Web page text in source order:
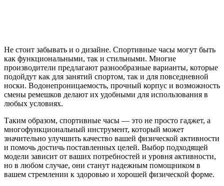
Не стоит забывать и о дизайне. Спортивные часы могут быть
как функциональными, так и стильными. Многие
производители предлагают разнообразные варианты, которые
подойдут как для занятий спортом, так и для повседневной
носки. Водонепроницаемость, прочный корпус и возможность
смены ремешков делают их удобными для использования в
любых условиях.
Таким образом, спортивные часы — это не просто гаджет, а
многофункциональный инструмент, который может
значительно улучшить качество вашей физической активности
и помочь достичь поставленных целей. Выбор подходящей
модели зависит от ваших потребностей и уровня активности,
но в любом случае, они станут надежным помощником в
вашем стремлении к здоровью и хорошей физической форме.